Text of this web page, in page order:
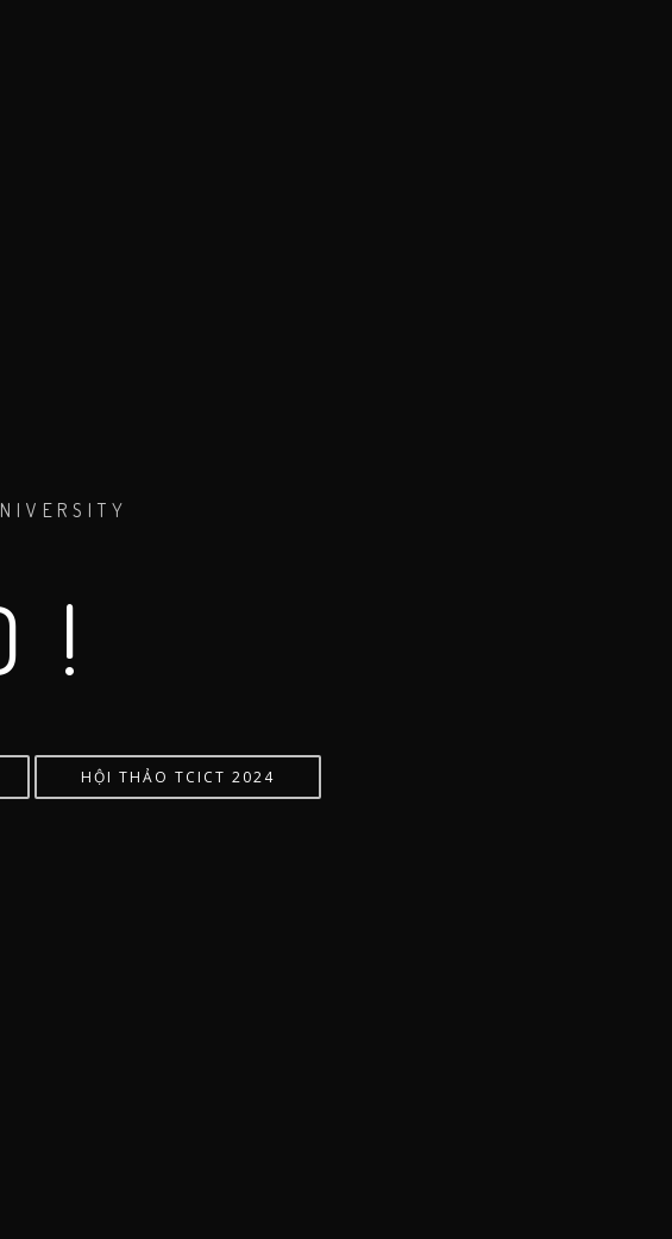
HỘI THẢO TCICT 2024